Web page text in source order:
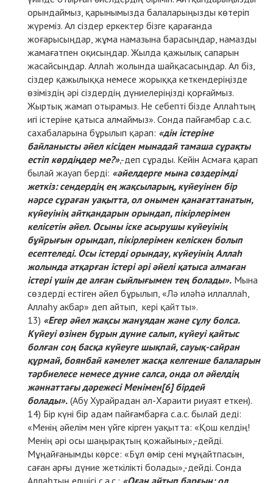
орындаймыз, қарынымызда балаларыңызды көтеріп
жүреміз. Ал сіздер еркектер бізге қарағанда
жоғарысыңдар, жұма намазына барасыңдар, намазды
жамағатпен оқисыңдар. Жылда қажылық сапарын
жасайсыңдар. Аллаһ жолында шайқасасыңдар. Ал біз,
сіздер қажылыққа немесе жорыққа кеткендеріңізде
өзіміздің әрі сіздердің дүниелеріңізді қорғаймыз.
Жыртық жамап отырамыз. Не себепті бізде Аллаһтың
игі істеріне қатыса алмаймыз». Сонда пайғамбар с.а.с.
сахабаларына бұрылып қарап: «дін істеріне
байланысты әйел кісіден мынадай тамаша сұрақты
естіп көрдіңдер ме?»,-деп сұрады. Кейін Асмаға қарап
былай жауап берді: «әйелдерге мына сөздерімді
жеткіз: сендердің ең жақсыларың, күйеуінен бір
нәрсе сұраған уақытта, ол онымен қанағаттанатын,
күйеуінің айтқандарын орындап, пікірлерімен
келісетін әйел. Осыны іске асырушы күйеуінің
бұйрығын орындап, пікірлерімен келіскен болып
есептеледі. Осы істерді орындау, күйеуінің Аллаһ
жолында атқарған істері әрі әйелі қатыса алмаған
істері үшін де алған сыйлығымен тең болады». Мына
сөздерді естіген әйел бұрылып, «Лә иләһә иллаллаһ,
Аллаһу акбар» деп айтып, кері қайтты».
«Егер әйел жақсы жанұядан және сұлу болса.
Күйеуі өзінен бұрын дүние салып, күйеуі қайтыс
болған соң басқа күйеуге шықпай, сауық-сайран
құрмай, боянбай кәмелет жасқа келгенше балаларын
тәрбиелесе немесе дүние салса, онда ол әйелдің
жәннаттағы дәрежесі Менімен[6]бірдей
болады». (Абу Хурайрадан әл-Хараити риуаят еткен).
Бір күні бір адам пайғамбарға с.а.с. былай деді:
«Менің әйелім мен үйге кірген уақытта: «Қош келдің!
Менің әрі осы шаңырақтың қожайыны»,-дейді.
Мұңайғанымды көрсе: «Бұл өмір сені мұңайтпасын,
саған арғы дүние жеткілікті болады»,-дейді. Сонда
Аллаһтың елшісі с.а.с.: «Оған айтып барғын: ол